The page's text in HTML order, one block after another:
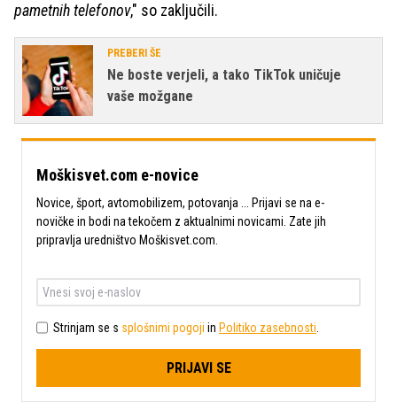
pametnih telefonov," so zaključili.
PREBERI ŠE
Ne boste verjeli, a tako TikTok uničuje
vaše možgane
Moškisvet.com e-novice
Novice, šport, avtomobilizem, potovanja ... Prijavi se na e-
novičke in bodi na tekočem z aktualnimi novicami. Zate jih
pripravlja uredništvo Moškisvet.com.
Strinjam se s splošnimi pogoji in Politiko zasebnosti
PRIJAVI SE